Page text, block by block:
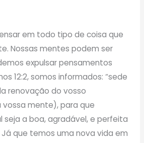
em todo tipo de coisa que
Nossas mentes podem ser
expulsar pensamentos
12:2, somos informados: “sede
renovação do vosso
mente), para que
seja a boa, agradável, e perfeita
que temos uma nova vida em